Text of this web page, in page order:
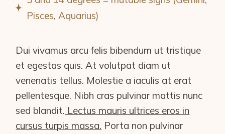
Pisces, Aquarius)
Dui vivamus arcu felis bibendum ut tristique
et egestas quis. At volutpat diam ut
venenatis tellus. Molestie a iaculis at erat
pellentesque. Nibh cras pulvinar mattis nunc
sed blandit. Lectus mauris ultrices eros in
cursus turpis massa. Porta non pulvinar